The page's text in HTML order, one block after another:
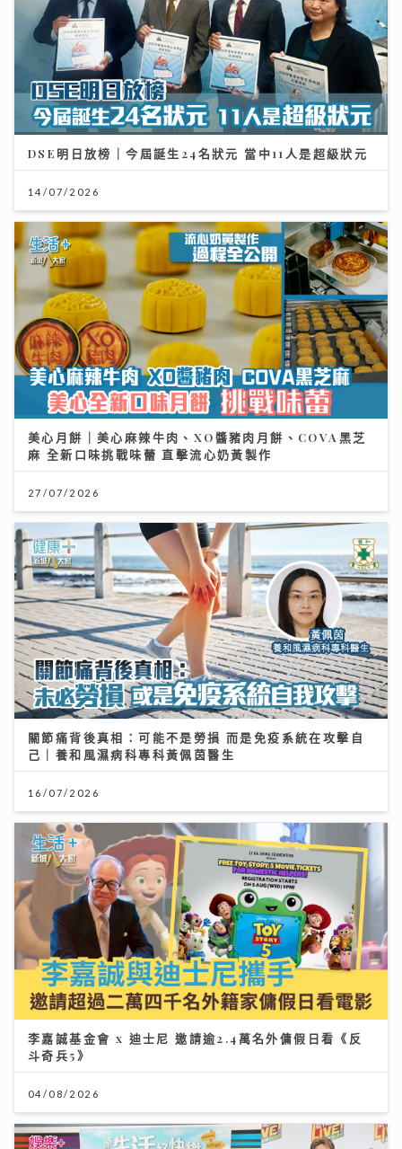
DSE明日放榜｜今屆誕生24名狀元 當中11人是超級狀元
14/07/2026
美心月餅｜美心麻辣牛肉、XO醬豬肉月餅、COVA黑芝
麻 全新口味挑戰味蕾 直擊流心奶黃製作
27/07/2026
關節痛背後真相：可能不是勞損 而是免疫系統在攻擊自
己｜養和風濕病科專科黃佩茵醫生
16/07/2026
李嘉誠基金會 x 迪士尼 邀請逾2.4萬名外傭假日看《反
斗奇兵5》
04/08/2026